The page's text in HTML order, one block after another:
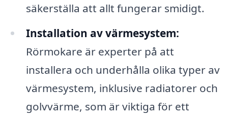
säkerställa att allt fungerar smidigt.
Installation av värmesystem:
Rörmokare är experter på att
installera och underhålla olika typer av
värmesystem, inklusive radiatorer och
golvvärme, som är viktiga för ett